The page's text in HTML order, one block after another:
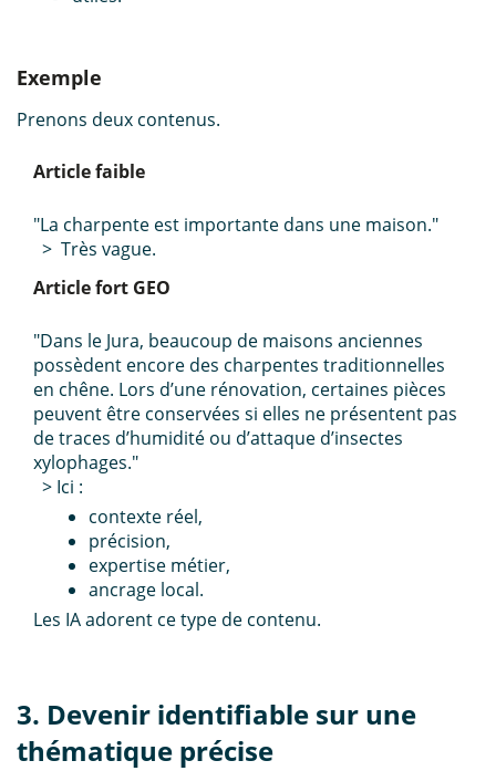
Exemple
Prenons deux contenus.
Article faible
"La charpente est importante dans une maison."
> Très vague.
Article fort GEO
"Dans le Jura, beaucoup de maisons anciennes
possèdent encore des charpentes traditionnelles
en chêne. Lors d’une rénovation, certaines pièces
peuvent être conservées si elles ne présentent pas
de traces d’humidité ou d’attaque d’insectes
xylophages."
> Ici :
contexte réel,
précision,
expertise métier,
ancrage local.
Les IA adorent ce type de contenu.
3. Devenir identifiable sur une
thématique précise